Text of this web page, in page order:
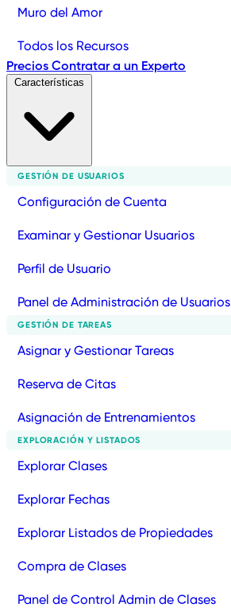
Muro del Amor
Todos los Recursos
Precios Contratar a un Experto
GESTIÓN DE USUARIOS
Configuración de Cuenta
Examinar y Gestionar Usuarios
Perfil de Usuario
Panel de Administración de Usuarios
GESTIÓN DE TAREAS
Asignar y Gestionar Tareas
Reserva de Citas
Asignación de Entrenamientos
EXPLORACIÓN Y LISTADOS
Explorar Clases
Explorar Fechas
Explorar Listados de Propiedades
Compra de Clases
Panel de Control Admin de Clases